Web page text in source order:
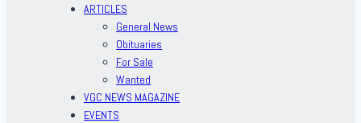
ARTICLES
General News
Obituaries
For Sale
Wanted
VGC NEWS MAGAZINE
EVENTS